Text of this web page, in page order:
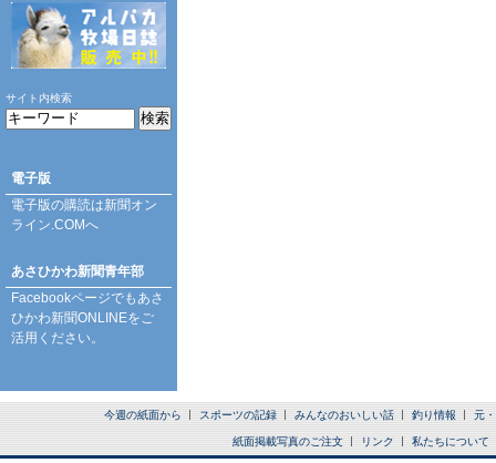
サイト内検索
電子版
電子版の購読は新聞オン
ライン.COMへ
あさひかわ新聞青年部
Facebookページでもあさ
ひかわ新聞ONLINEをご
活用ください。
今週の紙面から スポーツの記録 みんなのおいしい話 釣り情報 元
紙面掲載写真のご注文 リンク 私たちについて